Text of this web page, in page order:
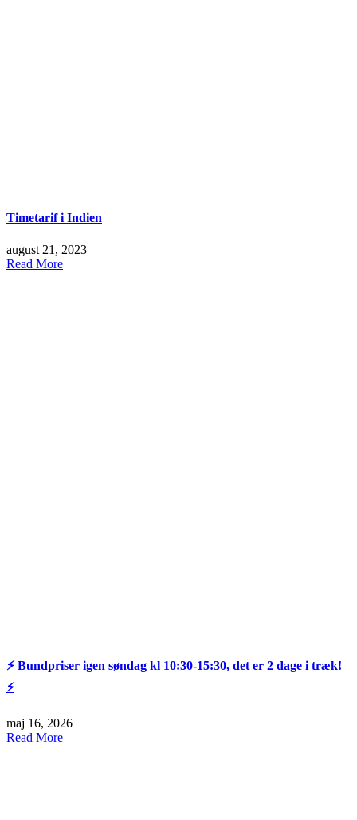
Timetarif i Indien
august 21, 2023
Read More
⚡️ Bundpriser igen søndag kl 10:30-15:30, det er 2 dage i træk!
⚡️
maj 16, 2026
Read More